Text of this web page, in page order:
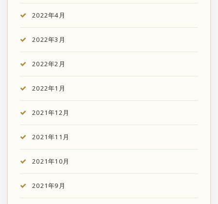
2022年4月
2022年3月
2022年2月
2022年1月
2021年12月
2021年11月
2021年10月
2021年9月